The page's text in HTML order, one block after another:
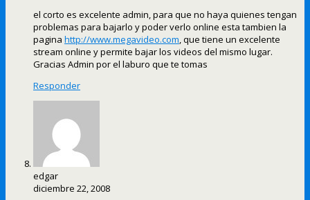
el corto es excelente admin, para que no haya quienes tengan
problemas para bajarlo y poder verlo online esta tambien la
pagina http://www.megavideo.com, que tiene un excelente
stream online y permite bajar los videos del mismo lugar.
Gracias Admin por el laburo que te tomas
Responder
edgar
diciembre 22, 2008